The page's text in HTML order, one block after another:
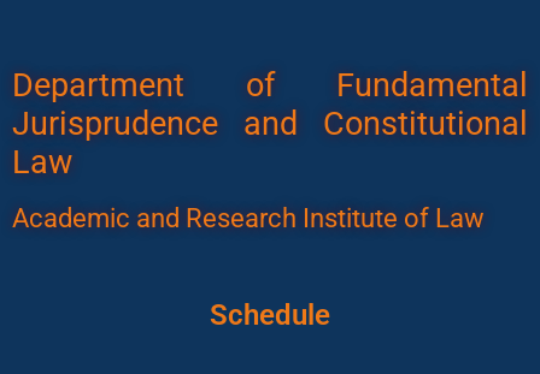
Department of Fundamental
Jurisprudence and Constitutional
Law
Academic and Research Institute of Law
Schedule